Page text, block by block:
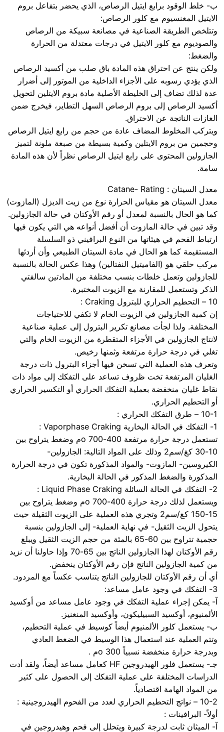
ب- خلط الوقود برابع ايتيل الرصاص، الذي يحضر بتفاعل بروم
الايتيل المغنسيوم مع كلور الرصاص:
وتتلخص الطريقة الصناعية في مصانعة سبيكة من الرصاص
والصوديوم مع كلور الايتيل في درجات معتدلة من الحرارة
والضغط:
ولكن ينتج عن احتراق هذه المادة باق صلب من أكسيد الرصاص
الذي يؤدي رسوبه على الأجزاء الداخلية من الموتور إلى أضرار
عدة لذلك تضاف إلى الخليطة الأصلية مادة بروم الايتلين لتحويل
أكسيد الرصاص إلى بروم الرصاص السهل التطاير، فيخرج ضمن
الغازات الناتجة عن الاحتراق.
ويتركب المخلوط المضاف عادة من حجم من رابع ايتيل الرصاص
وحجمين من بروم الايتلين وكمية بسيطة من صبغة ملونة لتميز
الجازولين المحتوى على رابع ايتيل الرصاص نظراً لأن هذه المادة
سامة.
معدل السيتان : Catane- Rating
معدل السيتان هو مقياس الحرارة نوع من زيت الديزل (المازوت)
كما هو الحال بالنسبة لمعدل أو رقم الأوكتان في حالة الجازولين.
وقد تبين في حالة المازوت أن أفضل أنواعه هي التي يكون فيها
ارتباط الفحم في هيئاتها من النوع البرافيني ذو السلسلة
المستقيمة كما هو الحال في مادة السيتان الطبيعي وأن أردئها
مركب حلقي هو (الفاميتيل النفتالين) وهذا عكس الحالة بالنسبة
للجازولين وتعمل خلطات بنسب مختلفة من المادتين سالفتي
الذكر وتستعمل للمقارنة مع الزيوت المختبرة.
10 – التحطيم الحراري للبترول Craking :
إن كمية الجازولين في الزيوت الخام لا تكفي للاحتياجات
المختلفة. ولذا لجأت مصانع تكرير البترول إلى عملية صناعية
لانتاج الجازولين في الأجزاء المتقطرة من الزيوت الخام والتي
تغلي في درجة حرارة مرتفعة وثمنها رخيص.
وتعرف هذه العملية التي تسخن فيها أجزاء البترول ذات درجة
الغليان المرتفعة تخت ظروف تساعد على التفكك إلى مواد ذات
نقاط غليان منخفضة بعملية التفكك الحراري أو التكسير الحراري
أو التحطيم الحراري.
10-1 – طرق التفكك الحراري :
1- التفكك في الحالة البخارية Vaporphase Craking :
تستعمل درجة حرارة مرتفعة 400-700 oم وضغط يتراوح بين
10-30 كغ/سم2 وذلك على المواد التالية: الجازولين-
الكيروسين- المازوت- والمواد المذكورة تكون في درجة الحرارة
المذكورة والضغط المذكور في الحالة البخارية.
2- التفكك في الحالة السائلة Liquid Phase Craking :
ويستعمل لذلك درجة حرارة 400-700 oم وضغط يتراوح بين
15-150 كغ/سم2 وتجري هذه العملية على الزيوت الثقيلة حيث
يتحول الزيت الثقيل- في نهاية العملية- إلى الجازولين بنسبة
حجمية تتراوح بين 60-65 بالمئة من حجم الزيت الثقيل ويبلغ
رقم الأوكتان لهذا الجازولين الناتج بين 65-70 وإذا حاولنا أن نزيد
من كمية الجازولين الناتج فإن رقم الأوكتان ينخفض.
أي أن رقم الأوكتان للجازولين الناتج يتناسب عكساً مع المردود.
3- التفكك في وجود عامل مساعد:
آ- يمكن إجراء عملية التفكك في وجود عامل مساعد من أوكسيد
الألمنيوم، أوكسيد السبيليكون، وأوكسيد المنغنيز.
ب- يستعمل كلور الألمنيوم أيضاً كوسيط في عملية التحطيم،
وتتم العملية عند استعمال هذا الوسيط في الضغط العادي
وبدرجة حرارة منخفضة نسبياً 300 oم .
جـ- يستعمل فلور الهيدروجين HF كعامل مساعد أيضاً، ولقد أدت
الدراسات المختلفة على عملية التفكك إلى الحصول على كثير
من المواد الهامة اقتصادياً.
10-2 – نواتج التحطيم الحراري لعدد من الفحوم الهيدروجينية :
أولاً- البرافينات :
آ- الميثان ثابت لدرجة كبيرة ويتحلل إلى فحم وهيدروجين في